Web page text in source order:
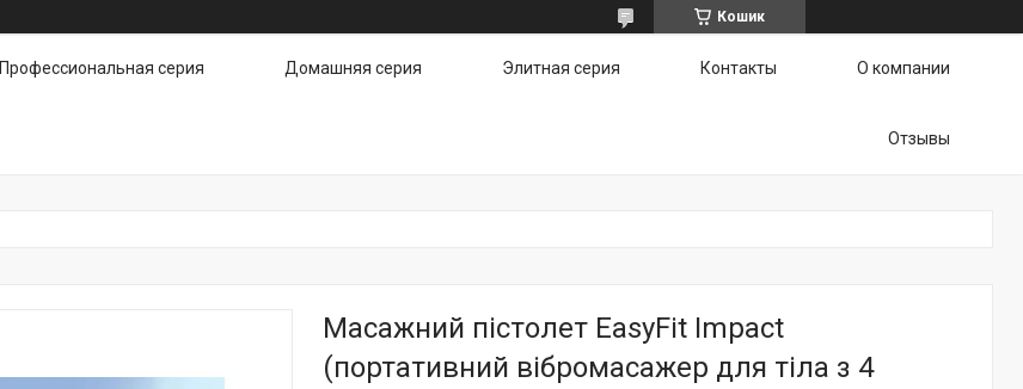
Кошик
Профессиональная серия Домашняя серия Элитная серия Контакты О компании
Отзывы
Масажний пістолет EasyFit Іmpact
(портативний вібромасажер для тіла з 4